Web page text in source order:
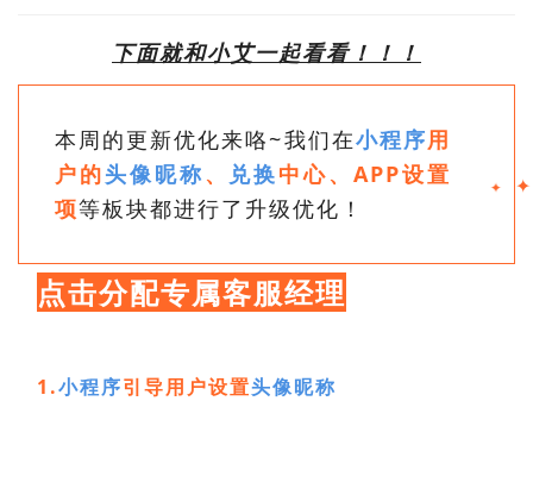
下面就和小艾一起看看！！！
本周的更新优化来咯~我们在小程序用
户的头像昵称 、 兑换中心、APP设置
项等板块都进行了升级优化！
✦ ✦
点击分配专属客服经理
1.小程序引导用户设置头像昵称